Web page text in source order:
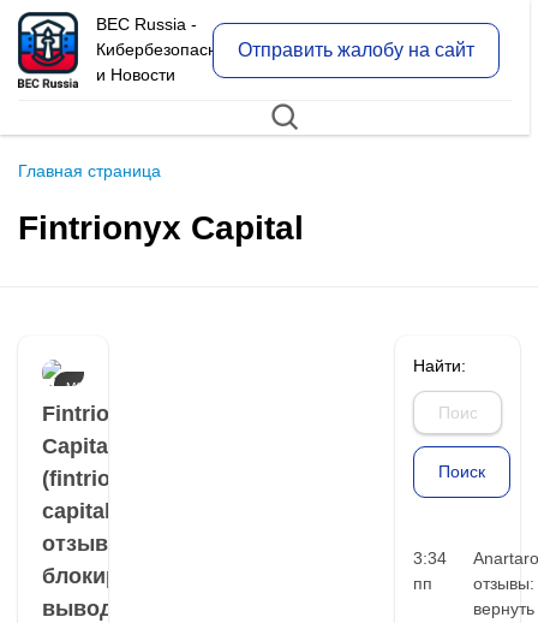
BEC Russia -
Кибербезопасность
и Новости
Отправить жалобу на сайт
Главная страница
Fintrionyx Capital
МОШЕННИКИ
И ОТЗЫВЫ О
НИХ
Fintrionyx
Capital
(fintrionyx-
capital.cc)
отзывы:
блокируют
вывод
Найти:
3:34
пп
отзывы:
вернуть